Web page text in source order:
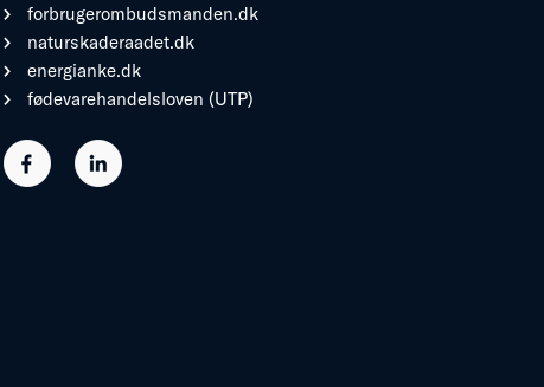
forbrugerombudsmanden.dk
naturskaderaadet.dk
energianke.dk
fødevarehandelsloven (UTP)